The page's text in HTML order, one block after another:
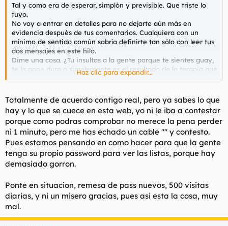
Tal y como era de esperar, simplón y previsible. Que triste lo
tuyo.
No voy a entrar en detalles para no dejarte aún más en
evidencia después de tus comentarios. Cualquiera con un
mínimo de sentido común sabría definirte tan sólo con leer tus
dos mensajes en este hilo.
Dime una cosa. ¿Tu insultas a la gente porque te sientes guay,
te la pone dura o simplemente es el resultado de la terapia que
has tenido que seguir después de lo de tus padres?
donde facilitas los datos de acceso a páginas de pago y le
dices a la gente que se lo agradezca a DJ. Igual se le quitaba
la chulería a este follalechugas.
Haz clic para expandir...
Totalmente de acuerdo contigo real, pero ya sabes lo que
hay y lo que se cuece en esta web, yo ni le iba a contestar
porque como podras comprobar no merece la pena perder
ni 1 minuto, pero me has echado un cable "" y contesto.
Pues estamos pensando en como hacer para que la gente
tenga su propio password para ver las listas, porque hay
demasiado gorron.
Ponte en situacion, remesa de pass nuevos, 500 visitas
diarias, y ni un misero gracias, pues asi esta la cosa, muy
mal.